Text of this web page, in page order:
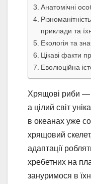
Анатомічні
приклади та
Екологія та
Цікаві факти
Еволюційна
Хрящові риби —
а цілий світ
в океанах уже
хрящовий
адаптації
хребетних на
зануримося в